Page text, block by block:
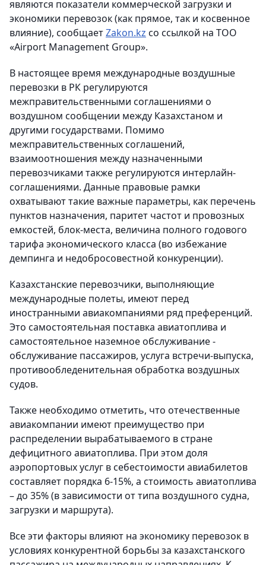
являются показатели коммерческой загрузки и
экономики перевозок (как прямое, так и косвенное
влияние), сообщаетZakon.kz со ссылкой на ТОО
«Airport Management Group».
В настоящее время международные воздушные
перевозки в РК регулируются
межправительственными соглашениями о
воздушном сообщении между Казахстаном и
другими государствами. Помимо
межправительственных соглашений,
взаимоотношения между назначенными
перевозчиками также регулируются интерлайн-
соглашениями. Данные правовые рамки
охватывают такие важные параметры, как перечень
пунктов назначения, паритет частот и провозных
емкостей, блок-места, величина полного годового
тарифа экономического класса (во избежание
демпинга и недобросовестной конкуренции).
Казахстанские перевозчики, выполняющие
международные полеты, имеют перед
иностранными авиакомпаниями ряд преференций.
Это самостоятельная поставка авиатоплива и
самостоятельное наземное обслуживание -
обслуживание пассажиров, услуга встречи-выпуска,
противообледенительная обработка воздушных
судов.
Также необходимо отметить, что отечественные
авиакомпании имеют преимущество при
распределении вырабатываемого в стране
дефицитного авиатоплива. При этом доля
аэропортовых услуг в себестоимости авиабилетов
составляет порядка 6-15%, а стоимость авиатоплива
– до 35% (в зависимости от типа воздушного судна,
загрузки и маршрута).
Все эти факторы влияют на экономику перевозок в
условиях конкурентной борьбы за казахстанского